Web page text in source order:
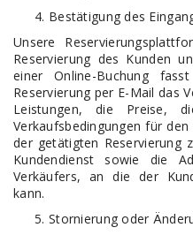
Bestätigung des
Unsere
Reservierung des Kunden
einer Online-Buchung
Reservierung per E-Mail das
Leistungen, die Preise,
Verkaufsbedingungen für
der getätigten Reservierung
Kundendienst sowie die
Verkäufers, an die der
kann.
Stornierung oder